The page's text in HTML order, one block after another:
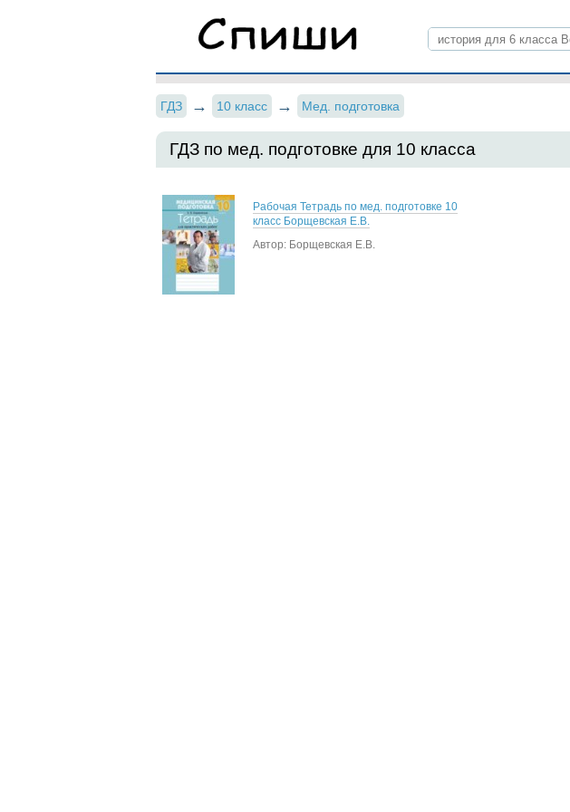
ГДЗ 10 класс Мед. подготовка
ГДЗ по мед. подготовке для 10 класса
Рабочая Тетрадь по мед. подготовке 10
класс Борщевская Е.В.
Автор: Борщевская Е.В.